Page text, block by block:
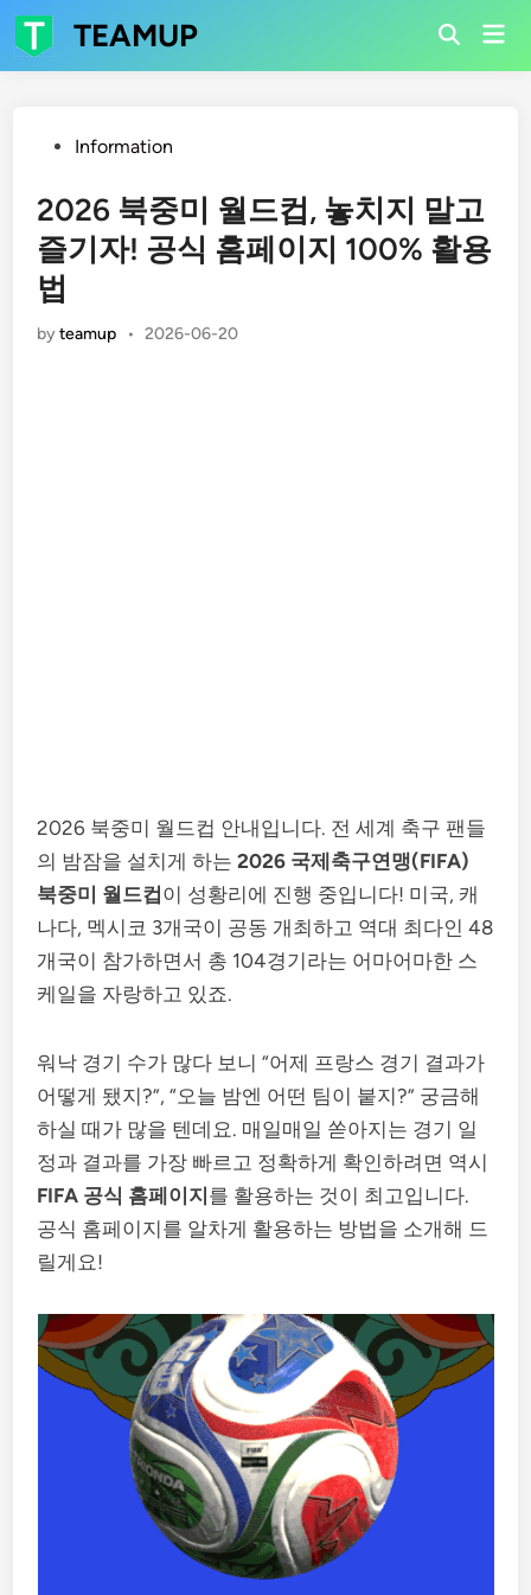
Skip
to
content
TEAMUP
Open
PostedInformation
2026 북중미 월드컵, 놓치지 말고
즐기자! 공식 홈페이지 100% 활용
법
byteamup • 2026-06-20
2026 북중미 월드컵 안내입니다. 전 세계 축구 팬들
의 밤잠을 설치게 하는2026 국제축구연맹(FIFA)
북중미 월드컵이 성황리에 진행 중입니다! 미국, 캐
나다, 멕시코 3개국이 공동 개최하고 역대 최다인 48
개국이 참가하면서 총 104경기라는 어마어마한 스
케일을 자랑하고 있죠.
워낙 경기 수가 많다 보니 “어제 프랑스 경기 결과가
어떻게 됐지?”, “오늘 밤엔 어떤 팀이 붙지?” 궁금해
하실 때가 많을 텐데요. 매일매일 쏟아지는 경기 일
정과 결과를 가장 빠르고 정확하게 확인하려면 역시
FIFA 공식 홈페이지를 활용하는 것이 최고입니다.
공식 홈페이지를 알차게 활용하는 방법을 소개해 드
릴게요!